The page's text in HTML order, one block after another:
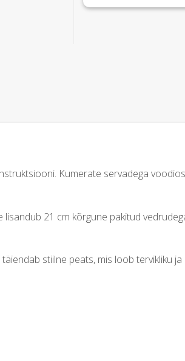
Kumerate servadega
21 cm kõrgune pakitud
stiilne peats, mis loob tervikliku ja